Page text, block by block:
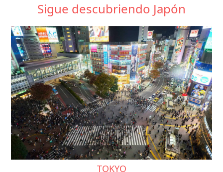
Sigue descubriendo Japón
TOKYO